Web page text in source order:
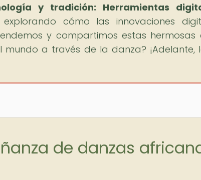
y tradición: Herramientas
explorando cómo las innovaciones
y compartimos estas hermosas
mundo a través de la danza? ¡Adelante,
de danzas